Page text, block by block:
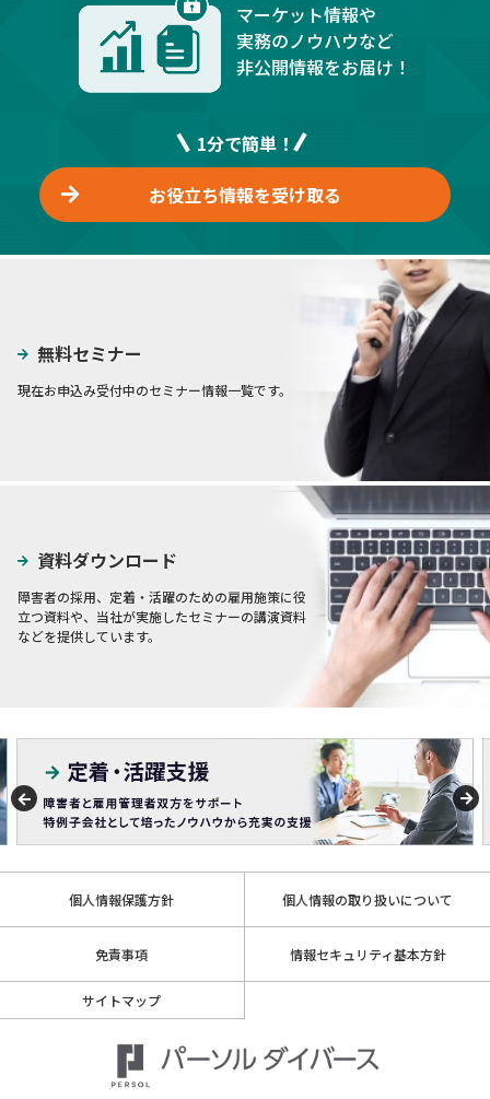
マーケット情報や
実務のノウハウなど
非公開情報をお届け！
1分で簡単！
お役立ち情報を受け取る
無料セミナー
現在お申込み受付中のセミナー情報一覧です。
資料ダウンロード
障害者の採用、定着・活躍のための雇用施策に役
立つ資料や、当社が実施したセミナーの講演資料
などを提供しています。
個人情報保護方針 個人情報の取り扱いについて
免責事項 情報セキュリティ基本方針
サイトマップ